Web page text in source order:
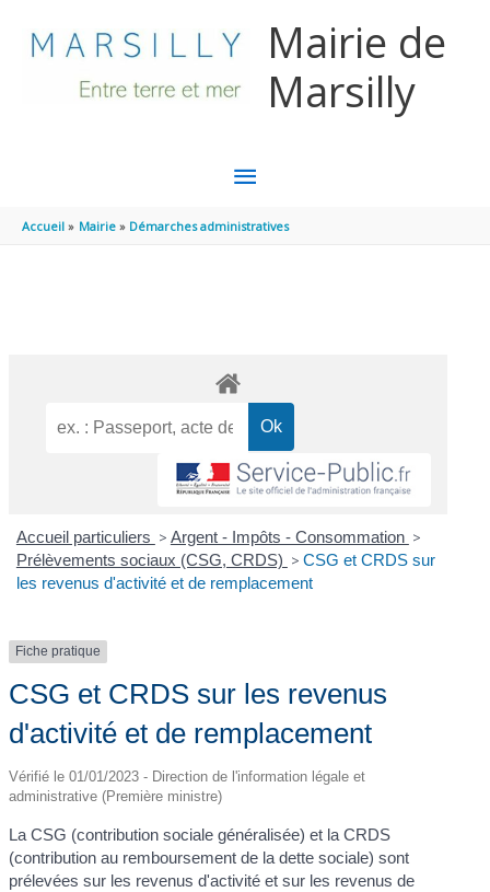
Mairie de
Marsilly
MENU
PRINCIPAL
Accueil Mairie Démarches administratives
Accueil particuliers > Argent - Impôts - Consommation >
Prélèvements sociaux (CSG, CRDS) > CSG et CRDS sur
les revenus d'activité et de remplacement
Fiche pratique
CSG et CRDS sur les revenus
d'activité et de remplacement
Vérifié le 01/01/2023 - Direction de l'information légale et
administrative (Première ministre)
La CSG (contribution sociale généralisée) et la CRDS
(contribution au remboursement de la dette sociale) sont
prélevées sur les revenus d'activité et sur les revenus de